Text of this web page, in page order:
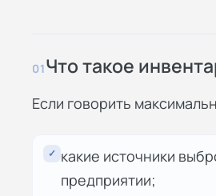
01Что такое
Если говорить
✓ какие источники
предприятии;